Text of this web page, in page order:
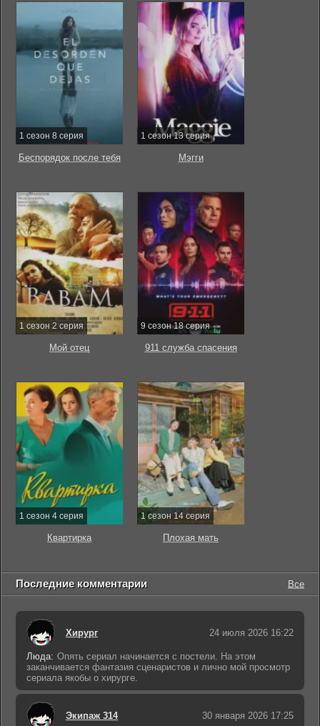
1 сезон 8 серия
Беспорядок после тебя
1 сезон 13 серия
Мэгги
1 сезон 2 серия
Мой отец
9 сезон 18 серия
911 служба спасения
1 сезон 4 серия
Квартирка
1 сезон 14 серия
Плохая мать
Последние комментарии Все
Хирург 24 июля 2026 16:22
Люда: Опять сериал начинается с постели. На этом
заканчивается фантазия сценаристов и лично мой просмотр
сериала якобы о хирурге.
Экипаж 314 30 января 2026 17:25